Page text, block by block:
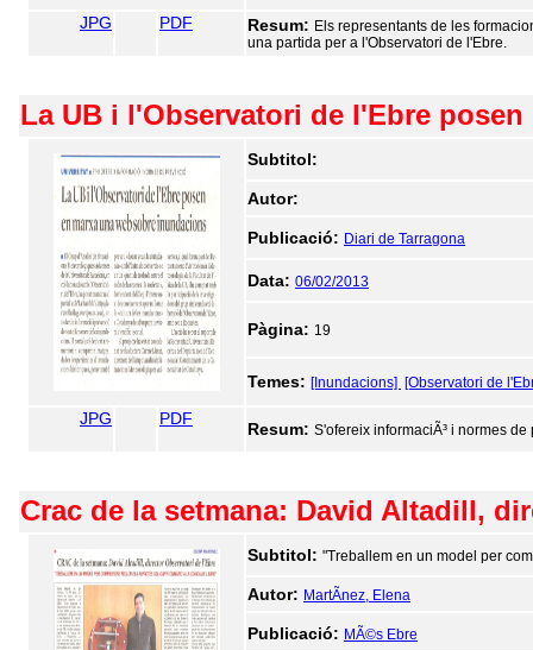
JPG PDF Resum: Els representants de les
una partida per a l'Observatori de l'Ebre.
La UB i l'Observatori de l'Ebre
Subtitol:
Autor:
Publicació: Diari de Tarragona
Data: 06/02/2013
Pàgina: 19
Temes: [Inundacions] [Observatori de
JPG PDF
Resum: S'ofereix informaciÃ³ i normes de
Crac de la setmana: David Altadill,
Subtitol: "Treballem en un model per
Autor: MartÃ­nez, Elena
Publicació: MÃ©s Ebre